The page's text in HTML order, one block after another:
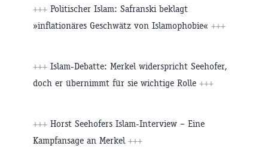
+++ Politischer Islam: Safranski beklagt
»inflationäres Geschwätz von Islamophobie« +++
+++ Islam-Debatte: Merkel widerspricht Seehofer,
doch er übernimmt für sie wichtige Rolle +++
+++ Horst Seehofers Islam-Interview – Eine
Kampfansage an Merkel +++